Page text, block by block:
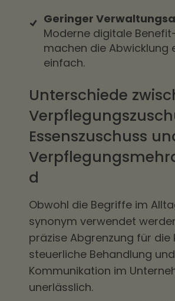
Geringer
Moderne digitale
machen die Abwicklung
einfach.
Unterschiede
Essenszuschuss
d
Obwohl die Begriffe im
synonym verwendet
präzise Abgrenzung für die
steuerliche Behandlung
Kommunikation im
unerlässlich.